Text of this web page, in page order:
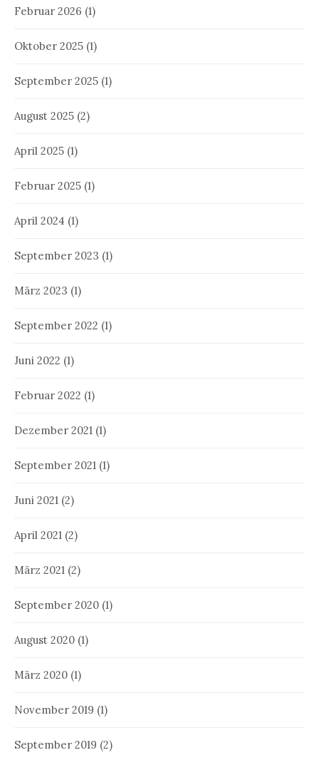
Februar 2026 (1)
Oktober 2025 (1)
September 2025 (1)
August 2025 (2)
April 2025 (1)
Februar 2025 (1)
April 2024 (1)
September 2023 (1)
März 2023 (1)
September 2022 (1)
Juni 2022 (1)
Februar 2022 (1)
Dezember 2021 (1)
September 2021 (1)
Juni 2021 (2)
April 2021 (2)
März 2021 (2)
September 2020 (1)
August 2020 (1)
März 2020 (1)
November 2019 (1)
September 2019 (2)